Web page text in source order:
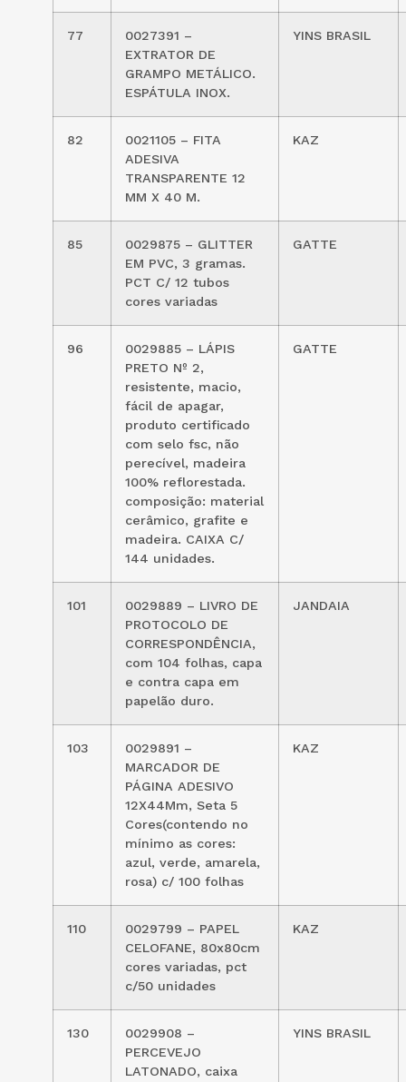
77
0027391 –
EXTRATOR DE
GRAMPO METÁLICO.
ESPÁTULA INOX.
YINS BRASIL
82
0021105 – FITA
ADESIVA
TRANSPARENTE 12
MM X 40 M.
KAZ
85
0029875 – GLITTER
EM PVC, 3 gramas.
PCT C/ 12 tubos
cores variadas
GATTE
96
0029885 – LÁPIS
PRETO Nº 2,
resistente, macio,
fácil de apagar,
produto certificado
com selo fsc, não
perecível, madeira
100% reflorestada.
composição: material
cerâmico, grafite e
madeira. CAIXA C/
144 unidades.
GATTE
101
0029889 – LIVRO DE
PROTOCOLO DE
CORRESPONDÊNCIA,
com 104 folhas, capa
e contra capa em
papelão duro.
JANDAIA
103
0029891 –
MARCADOR DE
PÁGINA ADESIVO
12X44Mm, Seta 5
Cores(contendo no
mínimo as cores:
azul, verde, amarela,
rosa) c/ 100 folhas
KAZ
110
0029799 – PAPEL
CELOFANE, 80x80cm
cores variadas, pct
c/50 unidades
KAZ
130
0029908 –
PERCEVEJO
LATONADO, caixa
YINS BRASIL